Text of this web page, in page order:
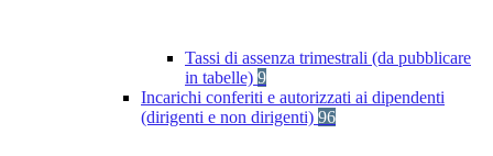
Tassi di assenza trimestrali (da pubblicare
in tabelle) 9
Incarichi conferiti e autorizzati ai dipendenti
(dirigenti e non dirigenti) 96